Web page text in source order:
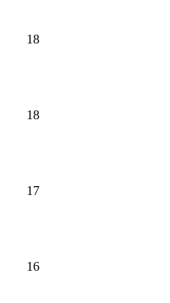
18
18
17
16